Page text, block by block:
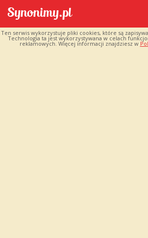
Ten serwis wykorzystuje pliki cookies, które są
Technologia ta jest wykorzystywana w celach
reklamowych. Więcej informacji znajdziesz w